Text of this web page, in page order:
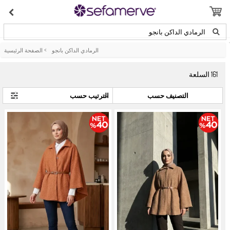
الرمادي الداكن بانجو
الصفحة الرئيسية > الرمادي الداكن بانجو
161السلعة
التصنيف حسب